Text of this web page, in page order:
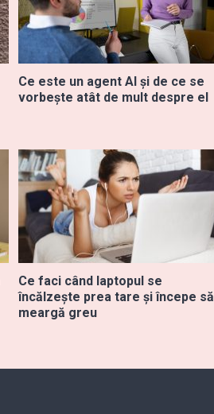
Ce este un agent AI și de ce se
vorbește atât de mult despre el
Ce faci când laptopul se
încălzește prea tare și începe să
meargă greu